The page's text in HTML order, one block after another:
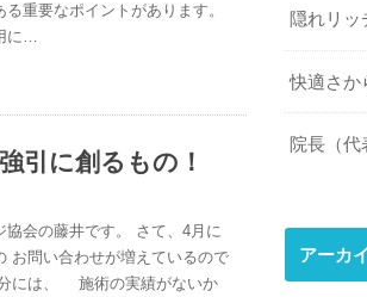
重要なポイントがあります。
に…
引に創るもの！
会の藤井です。 さて、4月に
お問い合わせが増えているので
には、 施術の実績がないか
隠れリ
快適さか
院長（代
アーカ